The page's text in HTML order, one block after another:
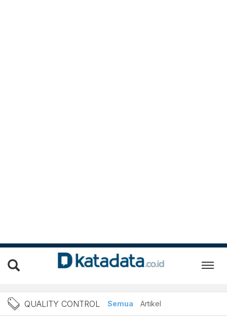
Berita Quality Control
QUALITY CONTROL Semua Artikel